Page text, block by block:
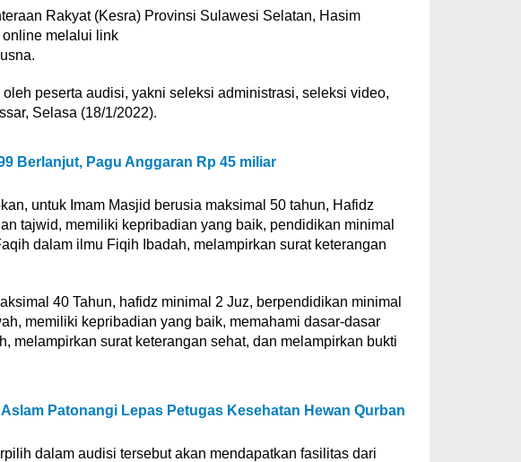
Rakyat (Kesra) Provinsi Sulawesi Selatan, Hasim
melalui link
peserta audisi, yakni seleksi administrasi, seleksi video,
Selasa (18/1/2022).
Berlanjut, Pagu Anggaran Rp 45 miliar
untuk Imam Masjid berusia maksimal 50 tahun, Hafidz
tajwid, memiliki kepribadian yang baik, pendidikan minimal
dalam ilmu Fiqih Ibadah, melampirkan surat keterangan
40 Tahun, hafidz minimal 2 Juz, berpendidikan minimal
memiliki kepribadian yang baik, memahami dasar-dasar
melampirkan surat keterangan sehat, dan melampirkan bukti
Patonangi Lepas Petugas Kesehatan Hewan Qurban
dalam audisi tersebut akan mendapatkan fasilitas dari